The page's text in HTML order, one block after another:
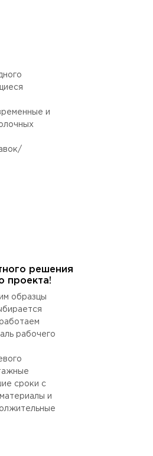
и
решения
проекта!
образцы
рабочего
сроки с
и